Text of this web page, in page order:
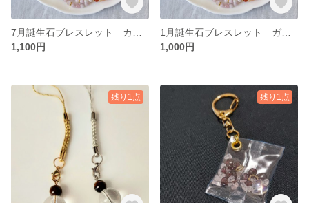
1,100円
1月誕生石ブレスレット ガーネット
1,000円
残り1点 残り1点